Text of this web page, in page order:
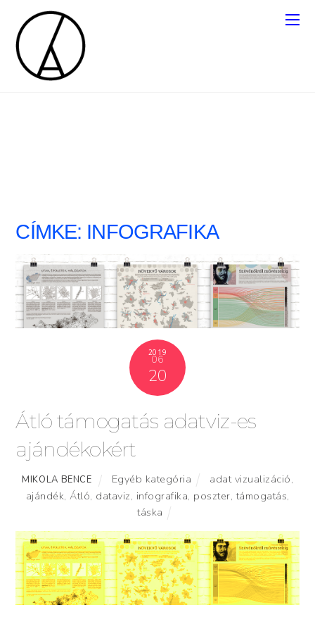
CÍMKE: INFOGRAFIKA
2019
06
20
Átló támogatás adatviz-es
ajándékokért
MIKOLA BENCE Egyéb kategória adat vizualizáció,
ajándék, Átló, dataviz, infografika, poszter,támogatás,
táska